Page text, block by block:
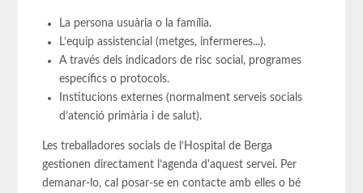
La persona usuària o la família.
L’equip assistencial (metges, infermeres...).
A través dels indicadors de risc social, programes
específics o protocols.
Institucions externes (normalment serveis socials
d’atenció primària i de salut).
Les treballadores socials de l’Hospital de Berga
gestionen directament l’agenda d'aquest servei. Per
demanar-lo, cal posar-se en contacte amb elles o bé